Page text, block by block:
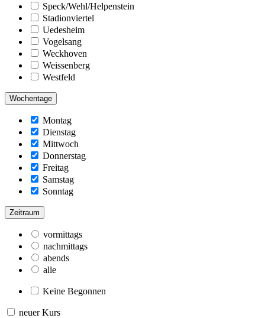
Speck/Wehl/Helpenstein
Stadionviertel
Uedesheim
Vogelsang
Weckhoven
Weissenberg
Westfeld
Wochentage
Montag
Dienstag
Mittwoch
Donnerstag
Freitag
Samstag
Sonntag
Zeitraum
vormittags
nachmittags
abends
alle
Keine Begonnen
neuer Kurs